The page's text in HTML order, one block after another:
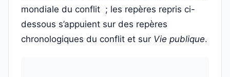
mondiale du conflit ; les repères repris ci-
dessous s’appuient sur des repères
chronologiques du conflit et sur Vie publique.